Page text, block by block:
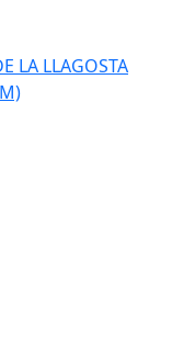
LA LLAGOSTA